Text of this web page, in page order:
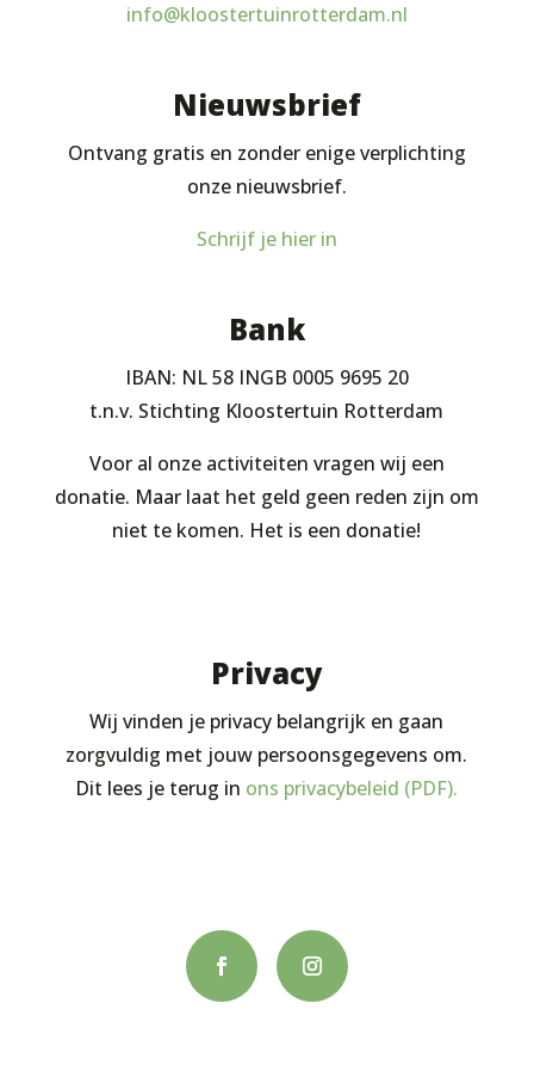
info@kloostertuinrotterdam.nl
Nieuwsbrief
Ontvang gratis en zonder enige verplichting
onze nieuwsbrief.
Schrijf je hier in
Bank
IBAN: NL 58 INGB 0005 9695 20
t.n.v. Stichting Kloostertuin Rotterdam
Voor al onze activiteiten vragen wij een
donatie. Maar laat het geld geen reden zijn om
niet te komen. Het is een donatie!
Privacy
Wij vinden je privacy belangrijk en gaan
zorgvuldig met jouw persoonsgegevens om.
Dit lees je terug in ons privacybeleid (PDF).